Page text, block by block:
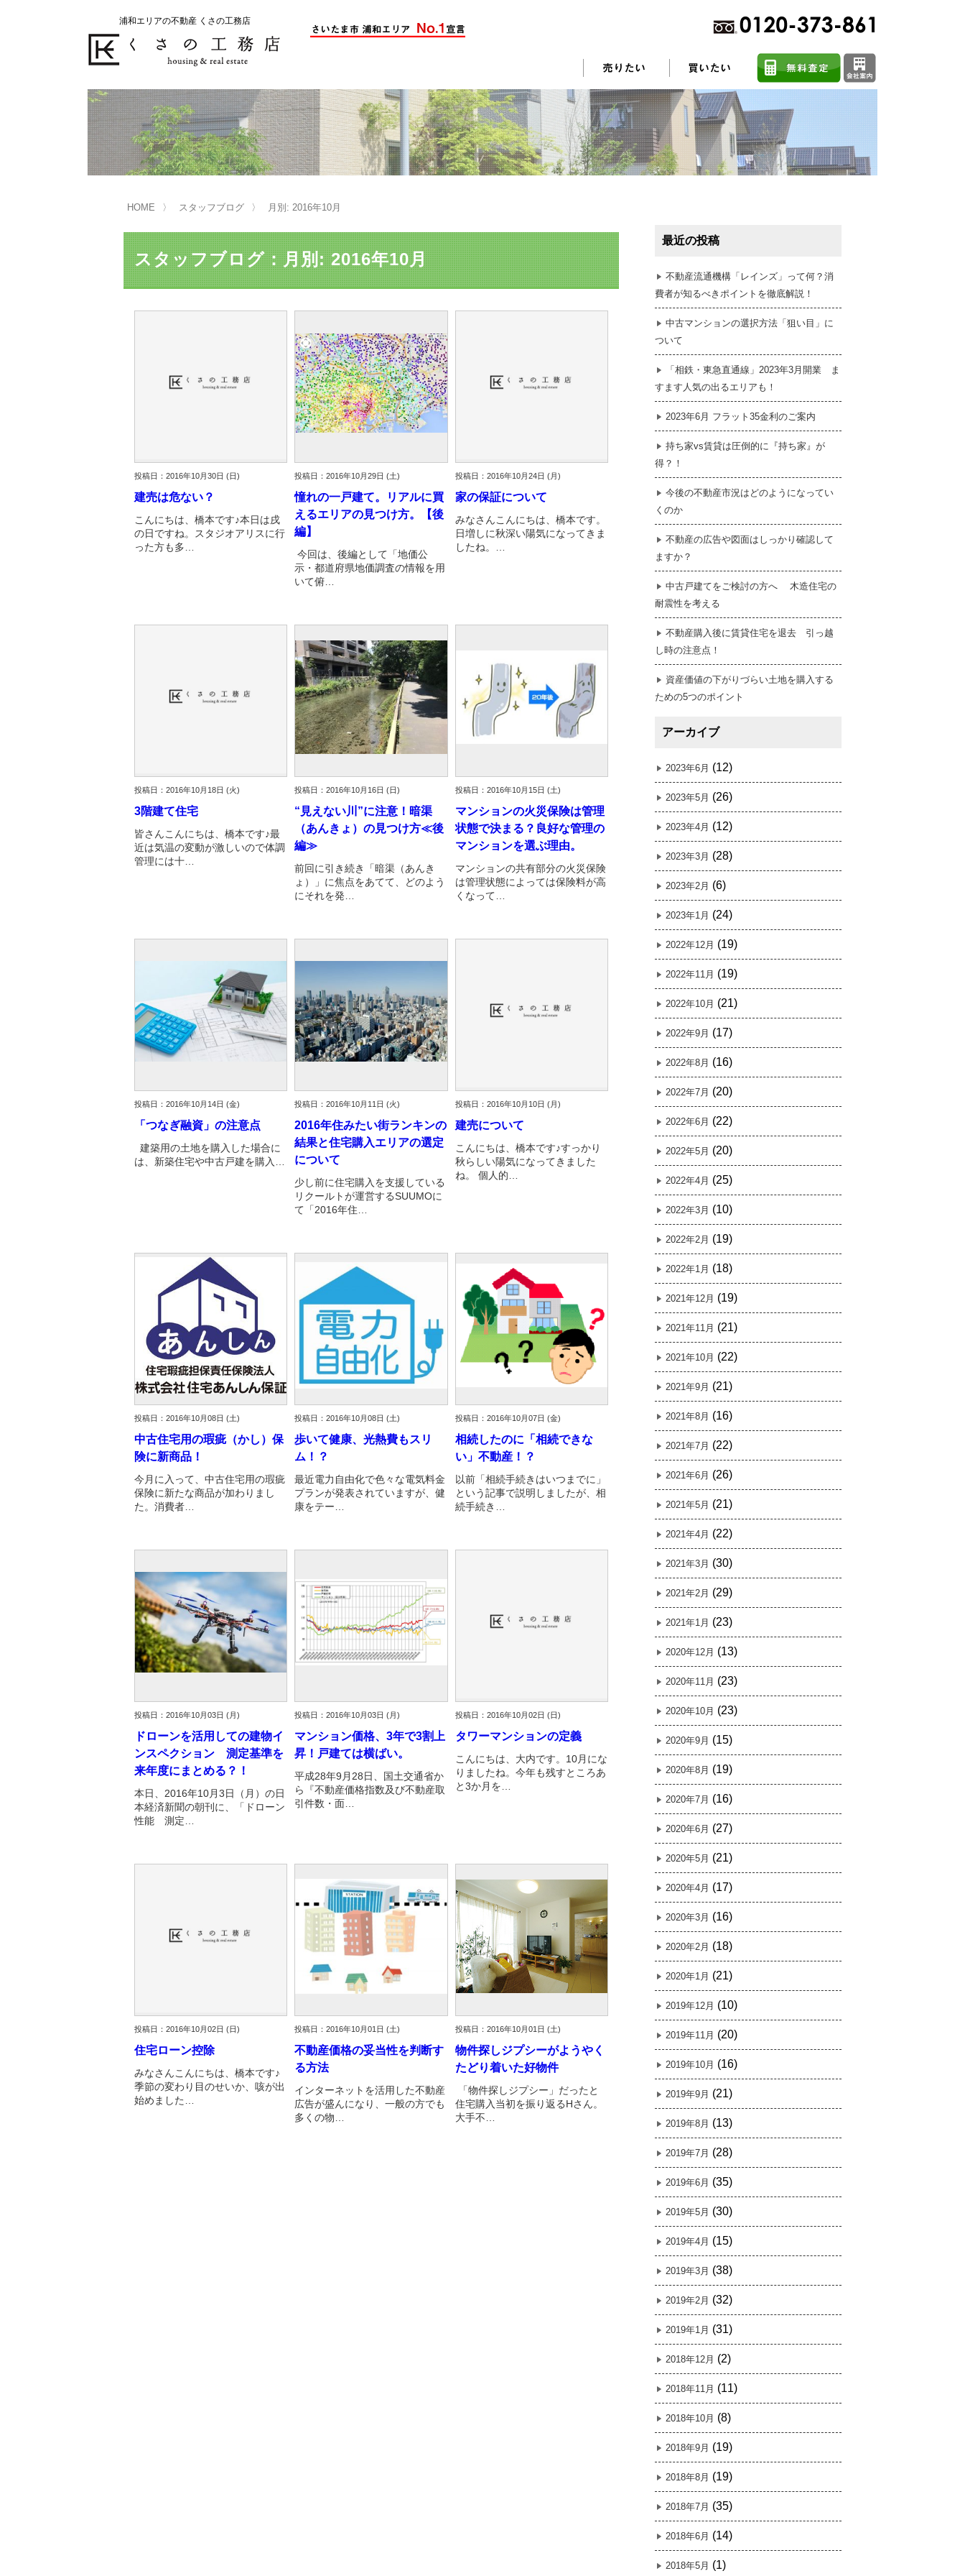
浦和エリアの不動産 くさの工務店
不動産の売却をお考えのお客様
くさの工務店が選ばれる理由 売却活動 売却されたお客様の声 不動産売却に関するよくある質問
買い替えサポート はじめての売却 不動産売却成功のコツ 任意売却
不動産の相続 売却前の修繕・リフォーム
仲介による不動産売却 売買契約のご締結
不動産の残代金の受領について
不動産の購入をお考えのお客様
くさの工務店が選ばれる理由 購入されたお客様の声 不動産購入に関するよくある質問
住宅ローン控除・消費税について
リニュアル仲介とは
中古だから安心して購入できる仕組み リニュアル仲介で実現する豊かな暮らし はじめての物件探し
HOME スタッフブログ 月別: 2016年10月
スタッフブログ：月別: 2016年10月
投稿日：2016年10月30日 (日)
建売は危ない？
こんにちは、橋本です♪本日は戌
の日ですね。スタジオアリスに行
った方も多…
投稿日：2016年10月29日 (土)
憧れの一戸建て。リアルに買
えるエリアの見つけ方。【後
編】
今回は、後編として「地価公
示・都道府県地価調査の情報を用
いて俯…
投稿日：2016年10月24日 (月)
家の保証について
みなさんこんにちは、橋本です。
日増しに秋深い陽気になってきま
したね。…
投稿日：2016年10月18日 (火)
3階建て住宅
皆さんこんにちは、橋本です♪最
近は気温の変動が激しいので体調
管理には十…
投稿日：2016年10月16日 (日)
“見えない川”に注意！暗渠
（あんきょ）の見つけ方≪後
編≫
前回に引き続き「暗渠（あんき
ょ）」に焦点をあてて、どのよう
にそれを発…
投稿日：2016年10月15日 (土)
マンションの火災保険は管理
状態で決まる？良好な管理の
マンションを選ぶ理由。
マンションの共有部分の火災保険
は管理状態によっては保険料が高
くなって…
投稿日：2016年10月14日 (金)
「つなぎ融資」の注意点
建築用の土地を購入した場合に
は、新築住宅や中古戸建を購入…
投稿日：2016年10月11日 (火)
2016年住みたい街ランキンの
結果と住宅購入エリアの選定
について
少し前に住宅購入を支援している
リクールトが運営するSUUMOに
て「2016年住…
投稿日：2016年10月10日 (月)
建売について
こんにちは、橋本です♪すっかり
秋らしい陽気になってきました
ね。 個人的…
投稿日：2016年10月08日 (土)
中古住宅用の瑕疵（かし）保
険に新商品！
今月に入って、中古住宅用の瑕疵
保険に新たな商品が加わりまし
た。消費者…
投稿日：2016年10月08日 (土)
歩いて健康、光熱費もスリ
ム！？
最近電力自由化で色々な電気料金
プランが発表されていますが、健
康をテー…
投稿日：2016年10月07日 (金)
相続したのに「相続できな
い」不動産！？
以前「相続手続きはいつまでに」
という記事で説明しましたが、相
続手続き…
投稿日：2016年10月03日 (月)
ドローンを活用しての建物イ
ンスペクション 測定基準を
来年度にまとめる？！
本日、2016年10月3日（月）の日
本経済新聞の朝刊に、「ドローン
性能 測定…
投稿日：2016年10月03日 (月)
マンション価格、3年で3割上
昇！戸建ては横ばい。
平成28年9月28日、国土交通省か
ら『不動産価格指数及び不動産取
引件数・面…
投稿日：2016年10月02日 (日)
タワーマンションの定義
こんにちは、大内です。10月にな
りましたね。今年も残すところあ
と3か月を…
投稿日：2016年10月02日 (日)
住宅ローン控除
みなさんこんにちは、橋本です♪
季節の変わり目のせいか、咳が出
始めました…
投稿日：2016年10月01日 (土)
不動産価格の妥当性を判断す
る方法
インターネットを活用した不動産
広告が盛んになり、一般の方でも
多くの物…
投稿日：2016年10月01日 (土)
物件探しジプシーがようやく
たどり着いた好物件
「物件探しジプシー」だったと
住宅購入当初を振り返るHさん。
大手不…
最近の投稿
不動産流通機構「レインズ」って何？消
費者が知るべきポイントを徹底解説！
中古マンションの選択方法「狙い目」に
ついて
「相鉄・東急直通線」2023年3月開業 ま
すます人気の出るエリアも！
2023年6月 フラット35金利のご案内
持ち家vs賃貸は圧倒的に『持ち家』が
得？！
今後の不動産市況はどのようになってい
くのか
不動産の広告や図面はしっかり確認して
ますか？
中古戸建てをご検討の方へ 木造住宅の
耐震性を考える
不動産購入後に賃貸住宅を退去 引っ越
し時の注意点！
資産価値の下がりづらい土地を購入する
ための5つのポイント
アーカイブ
2023年6月 (12)
2023年5月 (26)
2023年4月 (12)
2023年3月 (28)
2023年2月 (6)
2023年1月 (24)
2022年12月 (19)
2022年11月 (19)
2022年10月 (21)
2022年9月 (17)
2022年8月 (16)
2022年7月 (20)
2022年6月 (22)
2022年5月 (20)
2022年4月 (25)
2022年3月 (10)
2022年2月 (19)
2022年1月 (18)
2021年12月 (19)
2021年11月 (21)
2021年10月 (22)
2021年9月 (21)
2021年8月 (16)
2021年7月 (22)
2021年6月 (26)
2021年5月 (21)
2021年4月 (22)
2021年3月 (30)
2021年2月 (29)
2021年1月 (23)
2020年12月 (13)
2020年11月 (23)
2020年10月 (23)
2020年9月 (15)
2020年8月 (19)
2020年7月 (16)
2020年6月 (27)
2020年5月 (21)
2020年4月 (17)
2020年3月 (16)
2020年2月 (18)
2020年1月 (21)
2019年12月 (10)
2019年11月 (20)
2019年10月 (16)
2019年9月 (21)
2019年8月 (13)
2019年7月 (28)
2019年6月 (35)
2019年5月 (30)
2019年4月 (15)
2019年3月 (38)
2019年2月 (32)
2019年1月 (31)
2018年12月 (2)
2018年11月 (11)
2018年10月 (8)
2018年9月 (19)
2018年8月 (19)
2018年7月 (35)
2018年6月 (14)
2018年5月 (1)